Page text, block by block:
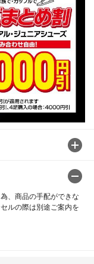
、商品の手配ができな
ルの際は別途ご案内を